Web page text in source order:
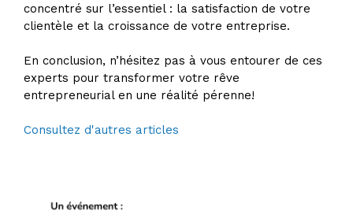
concentré sur l’essentiel : la satisfaction de votre
clientèle et la croissance de votre entreprise.
En conclusion, n’hésitez pas à vous entourer de ces
experts pour transformer votre rêve
entrepreneurial en une réalité pérenne!
Consultez d'autres articles